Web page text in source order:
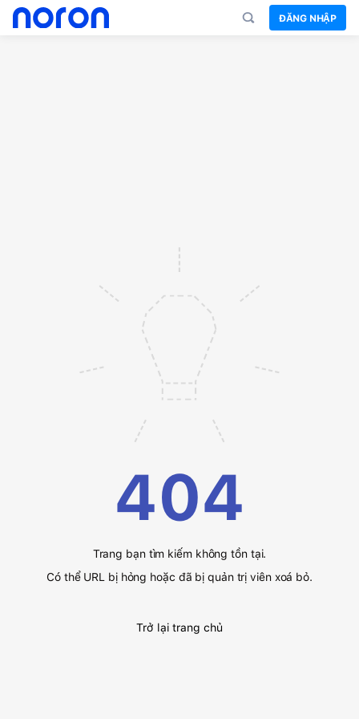
ĐĂNG NHẬP
404
Trang bạn tìm kiếm không tồn tại.
Có thể URL bị hỏng hoặc đã bị quản trị viên xoá bỏ.
Trở lại trang chủ